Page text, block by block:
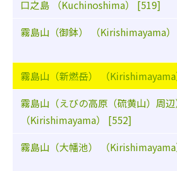
口之島 （Kuchinoshima） [519]
霧島山（御鉢） （Kirishimayama
霧島山（新燃岳） （
霧島山（えびの高原（硫黄山）周辺
（Kirishimayama） [552]
霧島山（大幡池） （